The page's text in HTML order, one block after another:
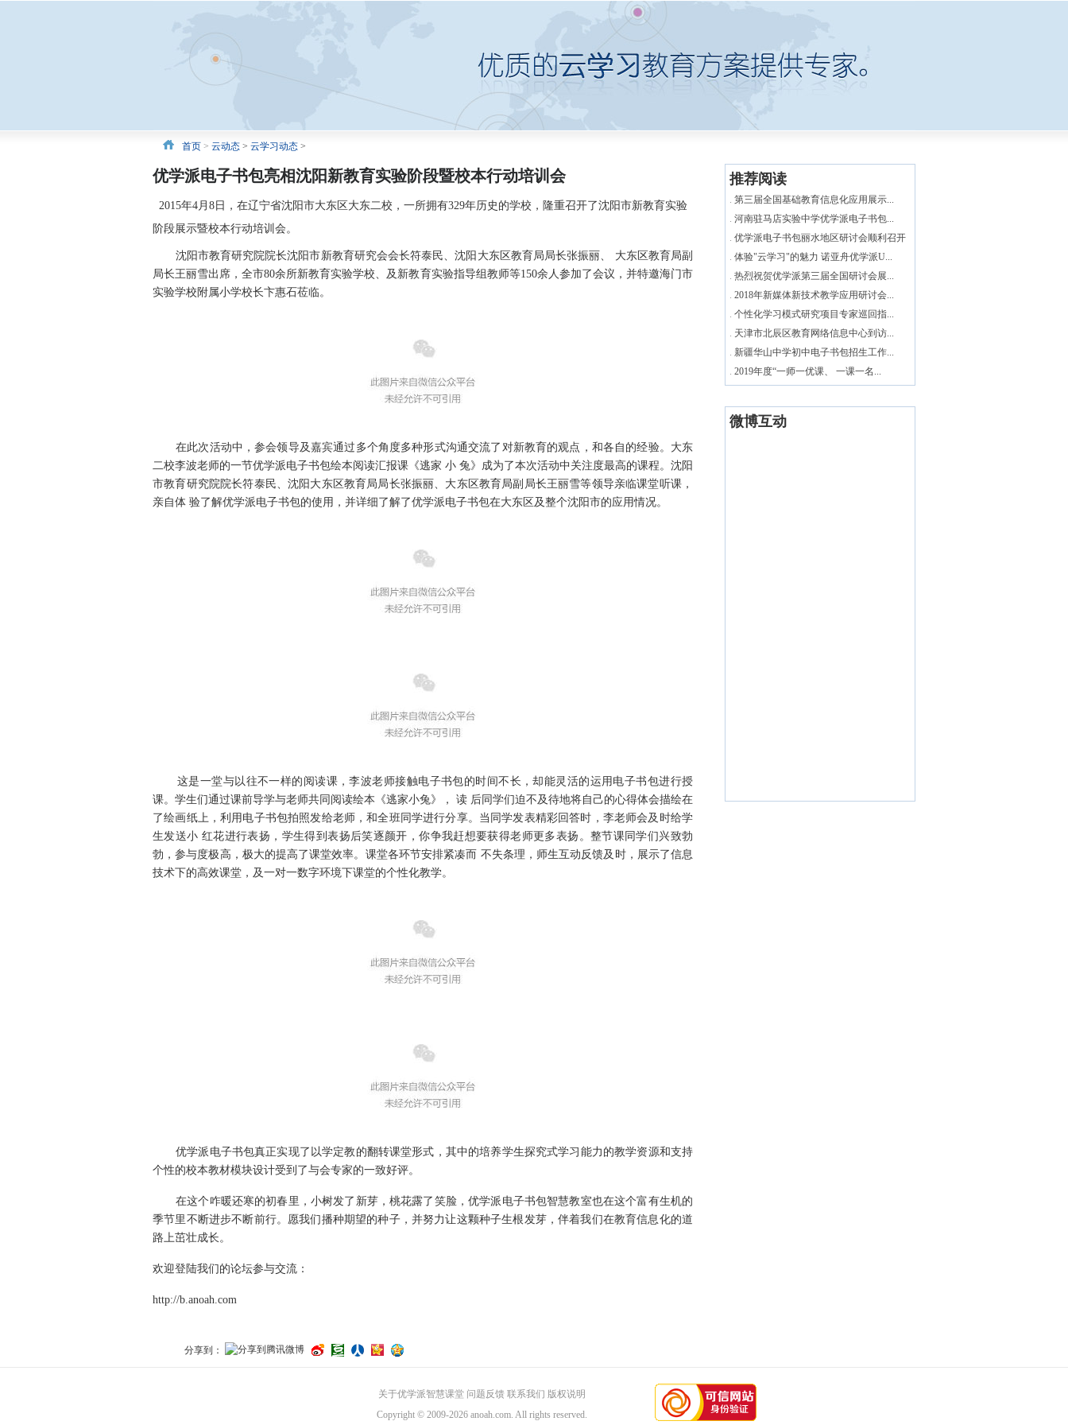
首页 > 云动态 > 云学习动态 >
推荐阅读
. 第三届全国基础教育信息化应用展示...
. 河南驻马店实验中学优学派电子书包...
. 优学派电子书包丽水地区研讨会顺利召开
. 体验"云学习"的魅力 诺亚舟优学派U...
. 热烈祝贺优学派第三届全国研讨会展...
. 2018年新媒体新技术教学应用研讨会...
. 个性化学习模式研究项目专家巡回指...
. 天津市北辰区教育网络信息中心到访...
. 新疆华山中学初中电子书包招生工作...
. 2019年度“一师一优课、 一课一名...
微博互动
优学派电子书包亮相沈阳新教育实验阶段暨校本行动培训会
2015年4月8日，在辽宁省沈阳市大东区大东二校，一所拥有329年历史的学校，隆重召开了沈阳市新教育实验
阶段展示暨校本行动培训会。
沈阳市教育研究院院长沈阳市新教育研究会会长符泰民、沈阳大东区教育局局长张振丽、 大东区教育局副
局长王丽雪出席，全市80余所新教育实验学校、及新教育实验指导组教师等150余人参加了会议，并特邀海门市
实验学校附属小学校长卞惠石莅临。
在此次活动中，参会领导及嘉宾通过多个角度多种形式沟通交流了对新教育的观点，和各自的经验。大东
二校李波老师的一节优学派电子书包绘本阅读汇报课《逃家 小 兔》成为了本次活动中关注度最高的课程。沈阳
市教育研究院院长符泰民、沈阳大东区教育局局长张振丽、大东区教育局副局长王丽雪等领导亲临课堂听课，
亲自体 验了解优学派电子书包的使用，并详细了解了优学派电子书包在大东区及整个沈阳市的应用情况。
这是一堂与以往不一样的阅读课，李波老师接触电子书包的时间不长，却能灵活的运用电子书包进行授
课。学生们通过课前导学与老师共同阅读绘本《逃家小兔》， 读 后同学们迫不及待地将自己的心得体会描绘在
了绘画纸上，利用电子书包拍照发给老师，和全班同学进行分享。当同学发表精彩回答时，李老师会及时给学
生发送小 红花进行表扬，学生得到表扬后笑逐颜开，你争我赶想要获得老师更多表扬。整节课同学们兴致勃
勃，参与度极高，极大的提高了课堂效率。课堂各环节安排紧凑而 不失条理，师生互动反馈及时，展示了信息
技术下的高效课堂，及一对一数字环境下课堂的个性化教学。
优学派电子书包真正实现了以学定教的翻转课堂形式，其中的培养学生探究式学习能力的教学资源和支持
个性的校本教材模块设计受到了与会专家的一致好评。
在这个咋暖还寒的初春里，小树发了新芽，桃花露了笑脸，优学派电子书包智慧教室也在这个富有生机的
季节里不断进步不断前行。愿我们播种期望的种子，并努力让这颗种子生根发芽，伴着我们在教育信息化的道
路上茁壮成长。
欢迎登陆我们的论坛参与交流：
http://b.anoah.com
分享到：
关于优学派智慧课堂 问题反馈 联系我们 版权说明
Copyright © 2009-2026 anoah.com. All rights reserved.